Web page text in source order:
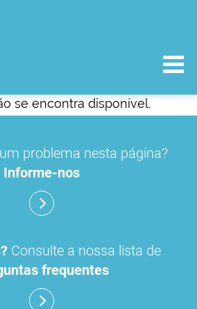
se encontra disponível.
problema nesta página?
Informe-nos
Consulte a nossa lista de
frequentes